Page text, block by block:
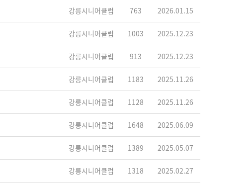
강릉시니어클럽 763 2026.01.15
강릉시니어클럽 1003 2025.12.23
강릉시니어클럽 913 2025.12.23
강릉시니어클럽 1183 2025.11.26
강릉시니어클럽 1128 2025.11.26
강릉시니어클럽 1648 2025.06.09
강릉시니어클럽 1389 2025.05.07
강릉시니어클럽 1318 2025.02.27